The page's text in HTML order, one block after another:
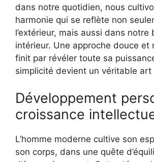
dans notre quotidien, nous
harmonie qui se reflète non
l’extérieur, mais aussi dans notre
intérieur. Une approche douce et
finit par révéler toute sa
simplicité devient un véritable art
Développement
croissance
L’homme moderne cultive son
son corps, dans une quête